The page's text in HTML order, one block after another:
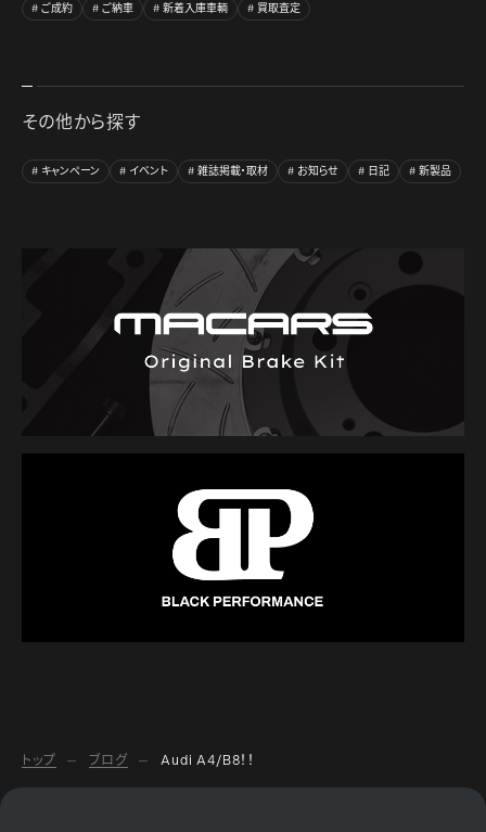
ご成約 ご納車 新着入庫車輌 買取査定
その他から探す
キャンペーン イベント 雑誌掲載・取材 お知らせ 日記 新製品
トップ ブログ Audi A4/B8！！